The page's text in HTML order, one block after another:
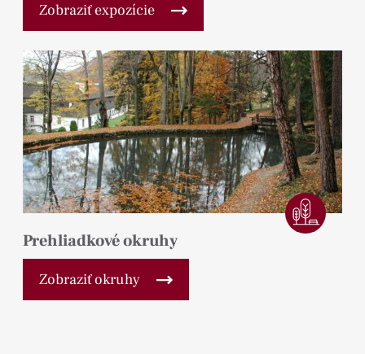
Zobraziť expozície
Prehliadkové okruhy
Zobraziť okruhy